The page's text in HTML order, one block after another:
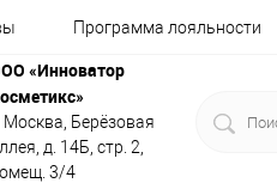
Программа лояльности
«Инноватор
Москва, Берёзовая
д. 14Б, стр. 2,
3/4